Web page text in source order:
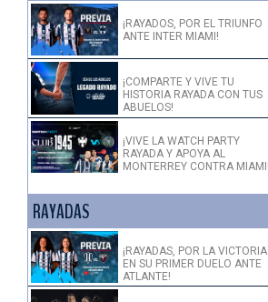
¡RAYADOS, POR EL TRIUNFO
ANTE INTER MIAMI!
¡COMPARTE Y VIVE TU
HISTORIA RAYADA CON TUS
ABUELOS!
¡VIVE LA WATCH PARTY
RAYADA Y APOYA AL
MONTERREY CONTRA MIAMI!
RAYADAS
¡RAYADAS, POR LA VICTORIA
EN SU PRIMER DUELO ANTE
ATLANTE!